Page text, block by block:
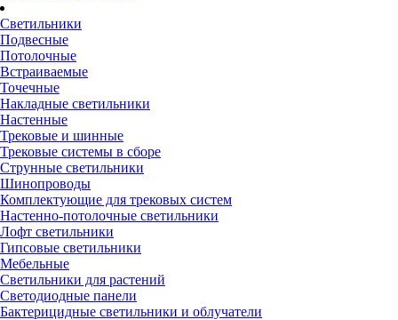
Светильники
Подвесные
Потолочные
Встраиваемые
Точечные
Накладные светильники
Настенные
Трековые и шинные
Трековые системы в сборе
Струнные светильники
Шинопроводы
Комплектующие для трековых систем
Настенно-потолочные светильники
Лофт светильники
Гипсовые светильники
Мебельные
Светильники для растений
Светодиодные панели
Бактерицидные светильники и облучатели